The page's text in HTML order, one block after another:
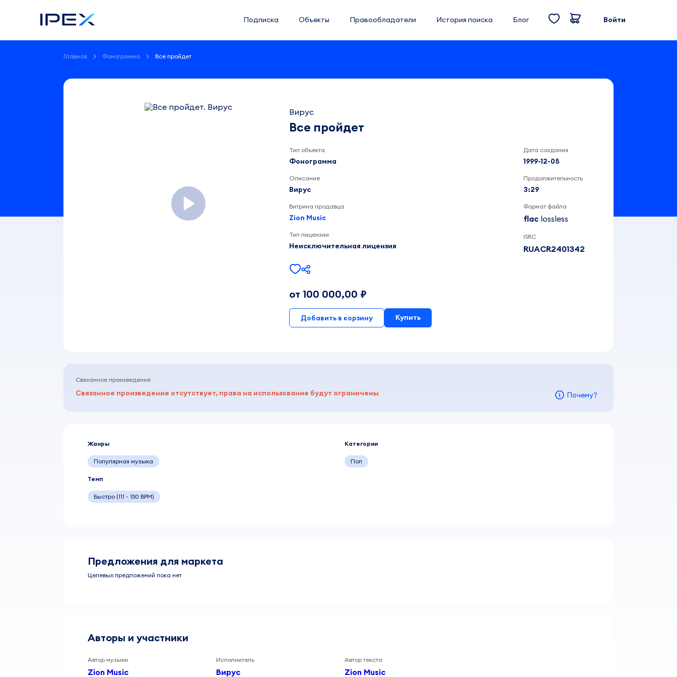
Подписка Объекты Правообладатели История поиска Блог Войти
Главная Фонограмма Все пройдет
Вирус
Все пройдет
Тип объекта
Фонограмма
Описание
Вирус
Витрина продавца
Zion Music
Тип лицензии
Неисключительная лицензия
Дата создания
1999-12-05
Продолжительность
3:29
Формат файла
flac lossless
ISRC
RUACR2401342
от 100 000,00 ₽
Добавить в корзину Купить
Связанное произведение
Связанное произведение отсутствует, права на использование будут ограничены Почему?
Жанры
Популярная музыка
Категории
Поп
Темп
Быстро (111 - 150 BPM)
Предложения для маркета
Целевых предложений пока нет
Авторы и участники
Автор музыки
Zion Music
Исполнитель
Вирус
Автор текста
Zion Music